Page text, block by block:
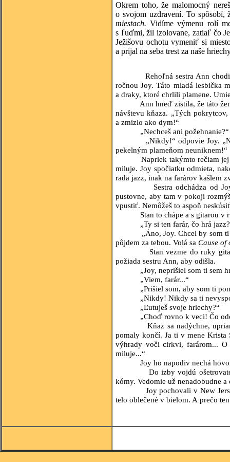
Okrem toho, že malomocný
o svojom uzdravení. To spôsobí,
miestach. Vidíme výmenu rolí
s ľuďmi, žil izolovane, zatiaľ čo
Ježišovu ochotu vymeniť si
a prijal na seba trest za naše
Rehoľná sestra Ann chodieva
ročnou Joy. Táto mladá lesbička
a draky, ktoré chrlili plamene.
Ann hneď zistila, že táto žena
návštevu kňaza. „Tých
a zmizlo ako dym!“
„Nechceš ani požehnanie?“
„Nikdy!“ odpovie Joy.
pekelným plameňom neuniknem!“
Napriek takýmto rečiam jej
miluje. Joy spočiatku odmieta,
rada jazz, inak na farárov kašlem
Sestra odchádza od Joy,
pustovne, aby tam v pokoji
vpustiť. Nemôžeš to aspoň
Stan to chápe a s gitarou v
„Ty si ten farár, čo hrá jazz?“
„Áno, Joy. Chcel by som ti
pôjdem za tebou. Volá sa Cause of
Stan vezme do ruky gitaru a
požiada sestru Ann, aby odišla.
„Joy, neprišiel som ti sem
„Viem, farár...“
„Prišiel som, aby som ti
„Nikdy! Nikdy sa ti
„Ľutuješ svoje hriechy?“
„Choď rovno k veci! Čo odo
Kňaz sa nadýchne, upriami
pomaly končí. Ja ti v mene
výhrady voči cirkvi, farárom...
miluje...“
Joy ho napodiv nechá hovoriť.
Do izby vojdú ošetrovateľky,
kómy. Vedomie už nenadobudne
Joy pochovali v New Jersey.
telo oblečené v bielom. A prečo